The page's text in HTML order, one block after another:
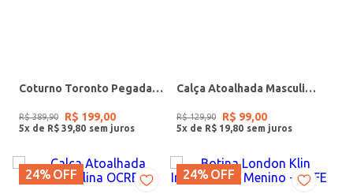
Coturno Toronto Pegada Masculino CAFE
R$ 389,90 R$ 199,00
5x de R$ 39 80
Calça Atoalhada Masculina NATURAL
R$ 129,90 R$ 99,00
5x de R$ 19 80
24% OFF 24% OFF